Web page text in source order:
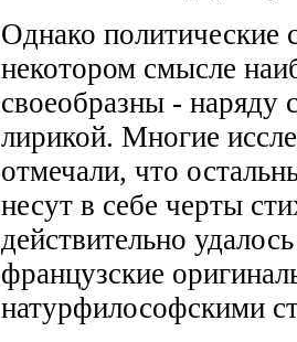
Однако политические
некотором смысле
своеобразны - наряду
лирикой. Многие
отмечали, что
несут в себе черты
действительно
французские
натурфилософскими